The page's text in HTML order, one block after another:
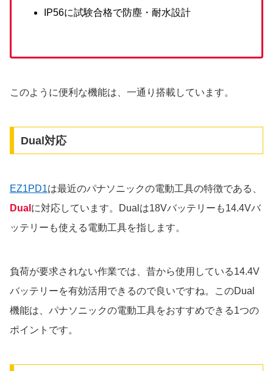
IP56に試験合格で防塵・耐水設計
このように便利な機能は、一通り搭載しています。
Dual対応
EZ1PD1は最近のパナソニックの電動工具の特徴である、
Dual に対応しています。Dualは18Vバッテリーも14.4Vバ
ッテリーも使える電動工具を指します。
負荷が要求されない作業では、昔から使用している14.4V
バッテリーを有効活用できるので良いですね。このDual
機能は、パナソニックの電動工具をおすすめできる1つの
ポイントです。